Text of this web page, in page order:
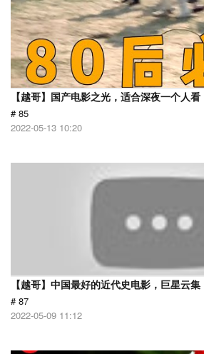
【越哥】国产电影之光，适合深夜一个人
# 85
2022-05-13 10:20
【越哥】中国最好的近代史电影，巨星云
# 87
2022-05-09 11:12